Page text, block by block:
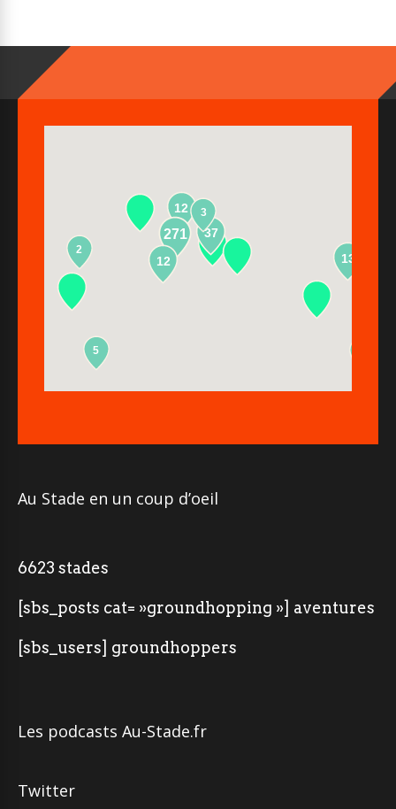
12
271
13
37
2
5
12
3
Au Stade en un coup d’oeil
6623 stades
[sbs_posts cat= »groundhopping »] aventures
[sbs_users] groundhoppers
Les podcasts Au-Stade.fr
Twitter